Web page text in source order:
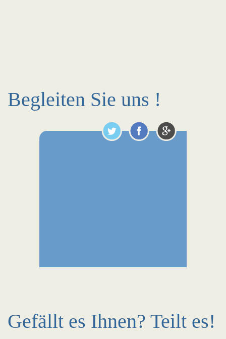
Begleiten Sie uns !
Gefällt es Ihnen? Teilt es!